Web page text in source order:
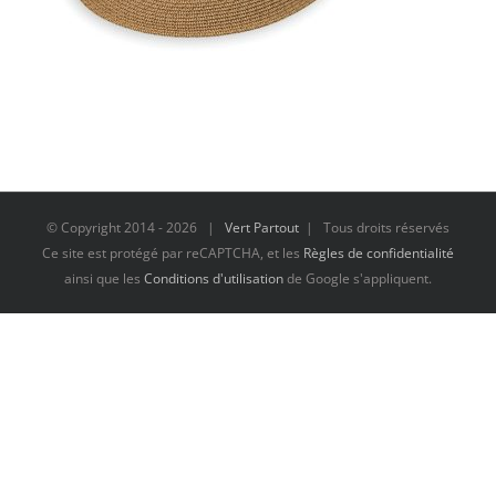
© Copyright 2014 -2026 | Vert Partout | Tous droits réservés
Ce site est protégé par reCAPTCHA, et les Règles de confidentialité
ainsi que les Conditions d'utilisationde Google s'appliquent.